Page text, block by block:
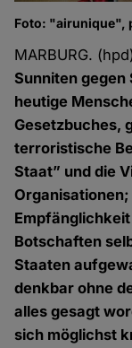
Foto: "airunique",
MARBURG.
Sunniten gegen
heutige
Gesetzbuches,
terroristische
Staat” und die
Botschaften
Staaten
denkbar ohne
alles gesagt
sich möglichst